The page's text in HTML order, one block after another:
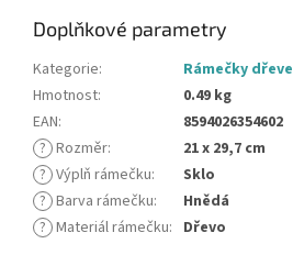
Doplňkové parametry
Kategorie:
Rámečky
Hmotnost:
0.49 kg
EAN:
8594026354602
? Rozměr:
21 x 29,7 cm
? Výplň rámečku:
Sklo
? Barva rámečku:
Hnědá
? Materiál rámečku: Dřevo